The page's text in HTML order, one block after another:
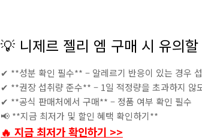
💡 니제르 젤리 엠 구매 시 유의할
✔ **성분 확인 필수** – 알레르기 반응이 있는 경우
✔ **권장 섭취량 준수** – 1일 적정량을 초과하지 않
✔ **공식 판매처에서 구매** – 정품 여부 확인 필수
📢 **지금 최저가 및 할인 혜택 확인하기**
🔥 지금 최저가 확인하기 >>